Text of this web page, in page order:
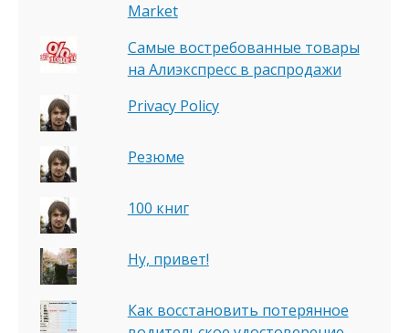
Market
Самые востребованные товары
на Алиэкспресс в распродажи
Privacy Policy
Резюме
100 книг
Ну, привет!
Как восстановить потерянное